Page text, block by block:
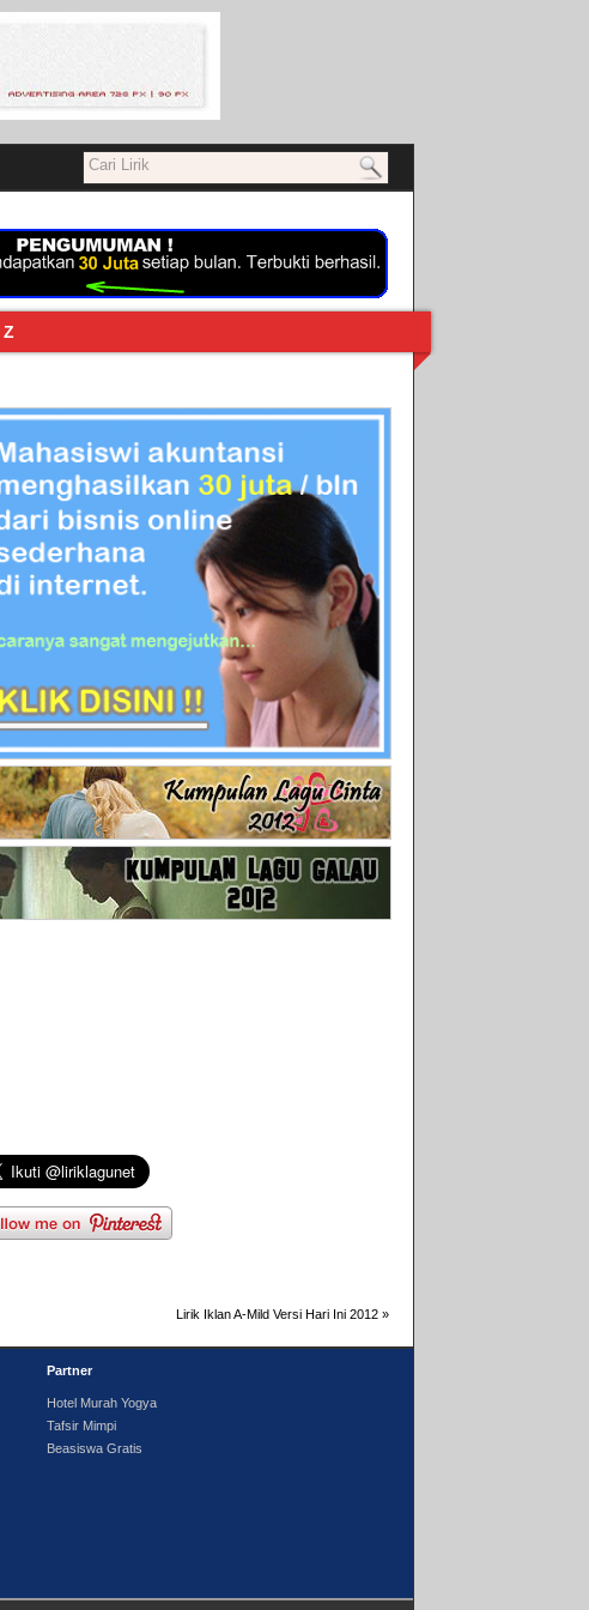
Z
Lirik Iklan A-Mild Versi Hari Ini 2012 »
Partner
Hotel Murah Yogya
Tafsir Mimpi
Beasiswa Gratis